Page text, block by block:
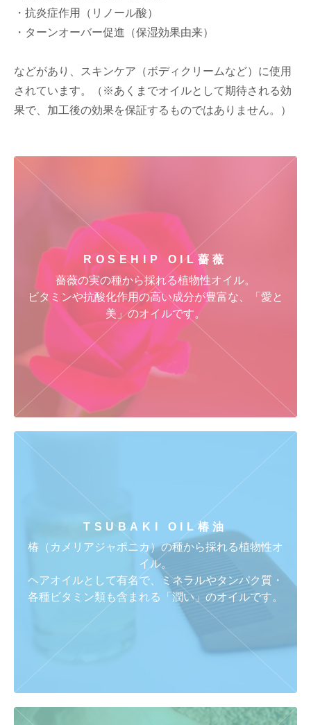
・抗炎症作用（リノール酸）
・ターンオーバー促進（保湿効果由来）
などがあり、スキンケア（ボディクリームなど）に使用
されています。（※あくまでオイルとして期待される効
果で、加工後の効果を保証するものではありません。）
ROSEHIP OIL 薔薇
薔薇の実の種から採れる植物性オイル。
ビタミンや抗酸化作用の高い成分が豊富な、「愛と
美」のオイルです。
TSUBAKI OIL椿油
椿（カメリアジャポニカ）の種から採れる植物性オ
イル。
ヘアオイルとして有名で、ミネラルやタンパク質・
各種ビタミン類も含まれる「潤い」のオイルです。